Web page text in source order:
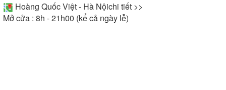
Hoàng Quốc Việt - Hà Nộichi tiết >>
Mở cửa : 8h - 21h00 (kể cả ngày lễ)